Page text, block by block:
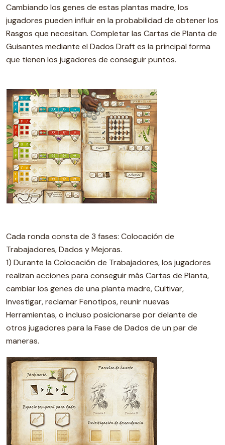
Cambiando los genes de estas plantas madre, los
jugadores pueden influir en la probabilidad de obtener los
Rasgos que necesitan. Completar las Cartas de Planta de
Guisantes mediante el Dados Draft es la principal forma
que tienen los jugadores de conseguir puntos.
Cada ronda consta de 3 fases: Colocación de
Trabajadores, Dados y Mejoras.
1) Durante la Colocación de Trabajadores, los jugadores
realizan acciones para conseguir más Cartas de Planta,
cambiar los genes de una planta madre, Cultivar,
Investigar, reclamar Fenotipos, reunir nuevas
Herramientas, o incluso posicionarse por delante de
otros jugadores para la Fase de Dados de un par de
maneras.